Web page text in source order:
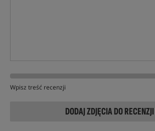
Wpisz treść recenzji
DODAJ ZDJĘCIA DO